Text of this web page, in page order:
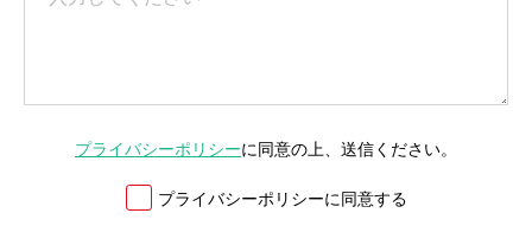
プライバシーポリシーに同意の上、送信ください。
プライバシーポリシーに同意する